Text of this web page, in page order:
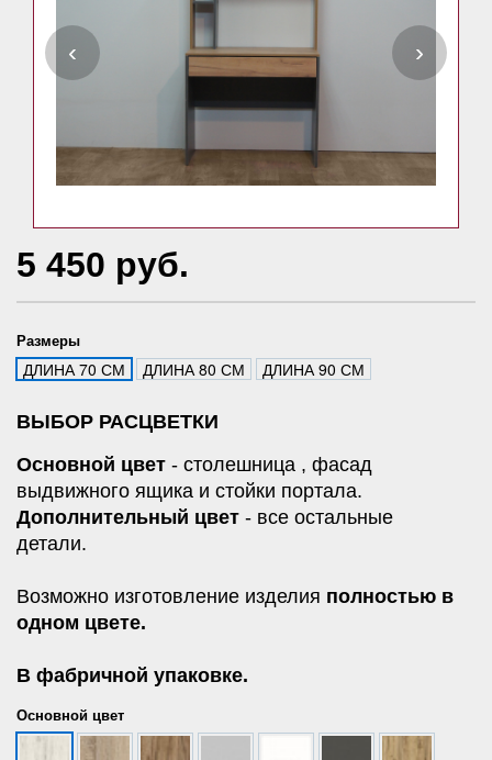
‹ ›
5 450 руб.
Размеры
ДЛИНА 70 СМ ДЛИНА 80 СМ ДЛИНА 90 СМ
ВЫБОР РАСЦВЕТКИ
Основной цвет - столешница , фасад
выдвижного ящика и стойки портала.
Дополнительный цвет - все остальные
детали.
Возможно изготовление изделия полностью в
одном цвете.
В фабричной упаковке.
Основной цвет